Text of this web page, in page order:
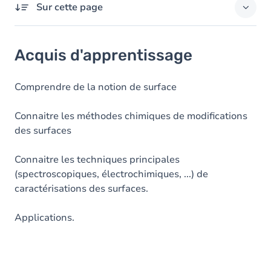
Sur cette page
Objectifs
Contenu
Table des matières
Exercices
Acquis d'apprentissage
Comprendre de la notion de surface
Connaitre les méthodes chimiques de modifications
des surfaces
Connaitre les techniques principales
(spectroscopiques, électrochimiques, ...) de
caractérisations des surfaces.
Applications.